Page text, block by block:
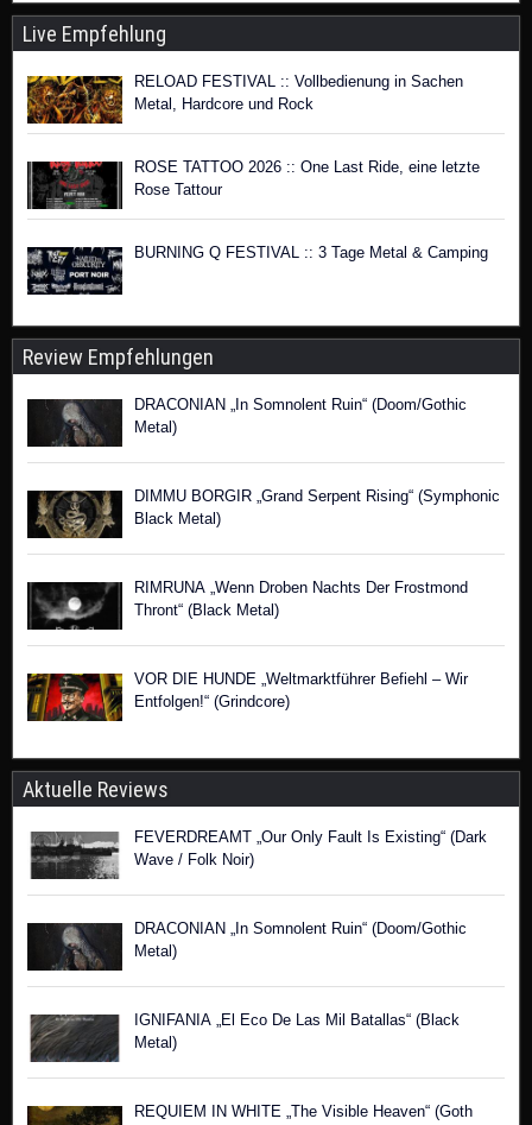
Live Empfehlung
RELOAD FESTIVAL :: Vollbedienung in Sachen
Metal, Hardcore und Rock
ROSE TATTOO 2026 :: One Last Ride, eine letzte
Rose Tattour
BURNING Q FESTIVAL :: 3 Tage Metal & Camping
Review Empfehlungen
DRACONIAN „In Somnolent Ruin“ (Doom/Gothic
Metal)
DIMMU BORGIR „Grand Serpent Rising“ (Symphonic
Black Metal)
RIMRUNA „Wenn Droben Nachts Der Frostmond
Thront“ (Black Metal)
VOR DIE HUNDE „Weltmarktführer Befiehl – Wir
Entfolgen!“ (Grindcore)
Aktuelle Reviews
FEVERDREAMT „Our Only Fault Is Existing“ (Dark
Wave / Folk Noir)
DRACONIAN „In Somnolent Ruin“ (Doom/Gothic
Metal)
IGNIFANIA „El Eco De Las Mil Batallas“ (Black
Metal)
REQUIEM IN WHITE „The Visible Heaven“ (Goth